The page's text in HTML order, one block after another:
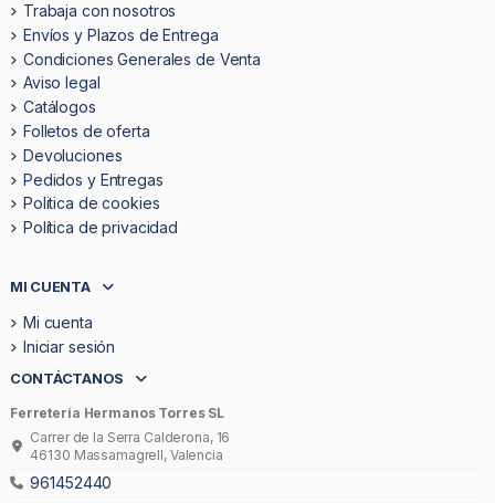
Trabaja con nosotros
Envíos y Plazos de Entrega
Condiciones Generales de Venta
Aviso legal
Catálogos
Folletos de oferta
Devoluciones
Pedidos y Entregas
Politica de cookies
Política de privacidad
MI CUENTA
Mi cuenta
Iniciar sesión
CONTÁCTANOS
Ferretería Hermanos Torres SL
Carrer de la Serra Calderona, 16
46130 Massamagrell, Valencia
961452440